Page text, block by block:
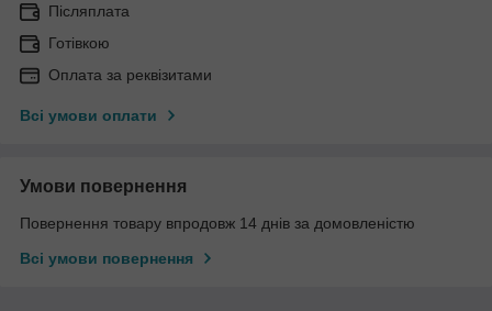
Післяплата
Готівкою
Оплата за реквізитами
Всі умови оплати
Умови повернення
Повернення товару впродовж 14 днів за домовленістю
Всі умови повернення